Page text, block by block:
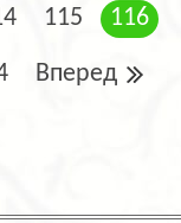
115 116
Вперед